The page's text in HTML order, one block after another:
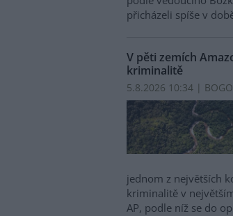
přicházeli spíše v
V pěti zemích
kriminalitě
5.8.2026 10:34 |
jednom z největších
kriminalitě v
AP, podle níž se do